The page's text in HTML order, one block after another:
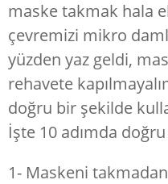
maske takmak hala
çevremizi mikro
yüzden yaz geldi,
rehavete
doğru bir şekilde
İşte 10 adımda
1- Maskeni